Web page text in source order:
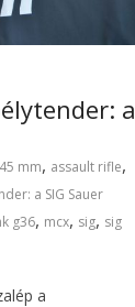
a
mm, assault rifle,
a SIG Sauer
g36, mcx, sig, sig
a